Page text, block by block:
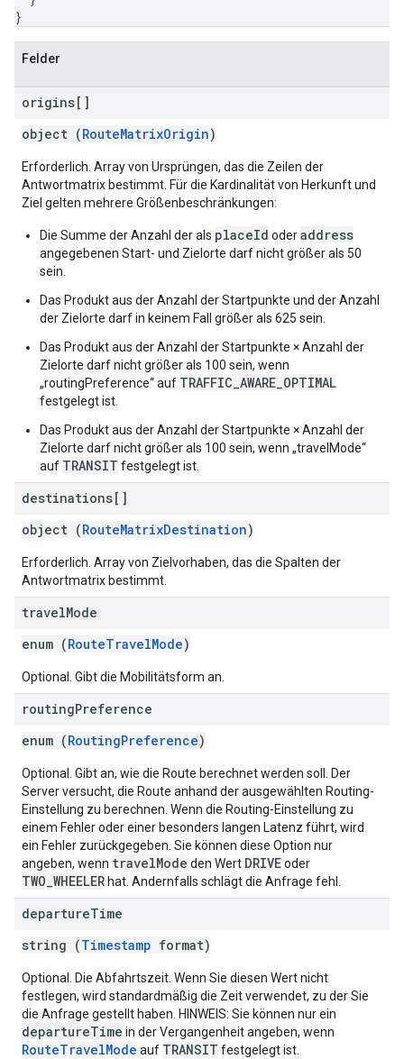
}
Felder
origins[]
object (RouteMatrixOrigin)
Erforderlich. Array von Ursprüngen, das die Zeilen der
Antwortmatrix bestimmt. Für die Kardinalität von Herkunft und
Ziel gelten mehrere Größenbeschränkungen:
Die Summe der Anzahl der als placeId oderaddress
angegebenen Start- und Zielorte darf nicht größer als 50
sein.
Das Produkt aus der Anzahl der Startpunkte und der Anzahl
der Zielorte darf in keinem Fall größer als 625 sein.
Das Produkt aus der Anzahl der Startpunkte × Anzahl der
Zielorte darf nicht größer als 100 sein, wenn
„routingPreference“ auf TRAFFIC_AWARE_OPTIMAL
festgelegt ist.
Das Produkt aus der Anzahl der Startpunkte × Anzahl der
Zielorte darf nicht größer als 100 sein, wenn „travelMode“
auf TRANSIT festgelegt ist.
destinations[]
object (RouteMatrixDestination)
Erforderlich. Array von Zielvorhaben, das die Spalten der
Antwortmatrix bestimmt.
travelMode
enum (RouteTravelMode)
Optional. Gibt die Mobilitätsform an.
routingPreference
enum (RoutingPreference)
Optional. Gibt an, wie die Route berechnet werden soll. Der
Server versucht, die Route anhand der ausgewählten Routing-
Einstellung zu berechnen. Wenn die Routing-Einstellung zu
einem Fehler oder einer besonders langen Latenz führt, wird
ein Fehler zurückgegeben. Sie können diese Option nur
angeben, wenn travelMode den Wert DRIVEoder
TWO_WHEELER hat. Andernfalls schlägt die Anfrage fehl.
departureTime
string (Timestamp format)
Optional. Die Abfahrtszeit. Wenn Sie diesen Wert nicht
festlegen, wird standardmäßig die Zeit verwendet, zu der Sie
die Anfrage gestellt haben. HINWEIS: Sie können nur ein
departureTime in der Vergangenheit angeben, wenn
RouteTravelMode auf TRANSIT festgelegt ist.